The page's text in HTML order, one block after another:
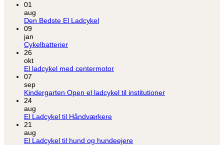
01
aug
Den Bedste El LadcykelIngen
Ladcykel
09
jan
CykelbatterierIngen
Cykelbatterier
26
okt
El ladcykel med centermotorIngen
El
07
sep
Kindergarten Open el ladcykel til institutionerIngen
24
aug
El Ladcykel til HåndværkereIngen
El
21
aug
El Ladcykel til hund og hundeejereIngen